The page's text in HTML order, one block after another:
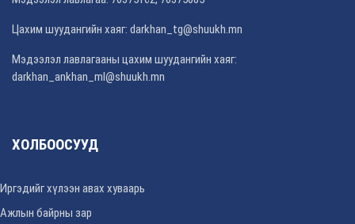
Цахим шуудангийн хаяг: darkhan_tg@shuukh.mn
Мэдээлэл лавлагааны цахим шуудангийн хаяг:
darkhan_ankhan_ml@shuukh.mn
ХОЛБООСУУД
Иргэдийг хүлээн авах хуваарь
Ажлын байрны зар